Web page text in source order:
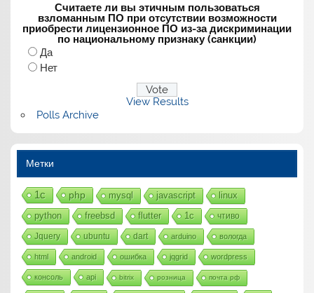
Считаете ли вы этичным пользоваться
взломанным ПО при отсутствии возможности
приобрести лицензионное ПО из-за дискриминации
по национальному признаку (санкции)
Да
Нет
View Results
Polls Archive
Метки
1с php mysql javascript linux
python freebsd flutter 1c чтиво
Jquery ubuntu dart arduino вологда
html android ошибка jqgrid wordpress
консоль api bitrix розница почта рф